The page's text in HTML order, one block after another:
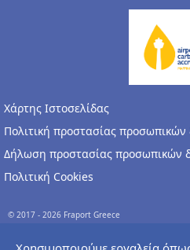
Χάρτης Ιστοσελίδας
Πολιτική προστασίας
Δήλωση προστασίας προσωπικών
Πολιτική Cookies
© 2017 - 2026 Fraport Greece